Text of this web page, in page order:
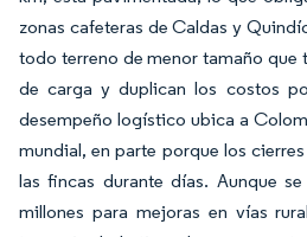
zonas cafeteras de Caldas y
todo terreno de menor tamaño que
de carga y duplican los costos
desempeño logístico ubica a
mundial, en parte porque los
las fincas durante días. Aunque
millones para mejoras en vías